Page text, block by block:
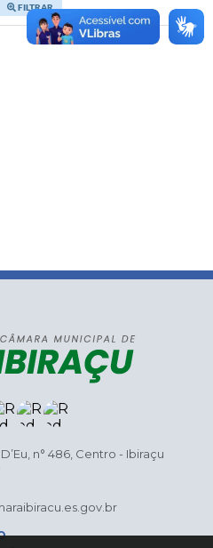
FILTRAR
n° 486, Centro - Ibiraçu